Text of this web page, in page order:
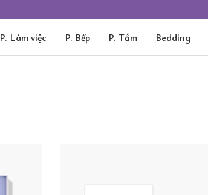
P. Làm việc P. Bếp P. Tắm Bedding